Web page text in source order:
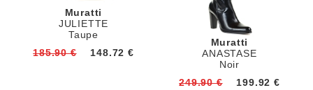
Muratti
JULIETTE
Taupe
185.90 €
148.72 €
Muratti
ANASTASE
Noir
249.90 €
199.92 €